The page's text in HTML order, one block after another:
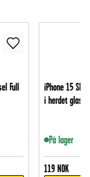
Full
iPhone 15
i herdet glass
På lager
119 NOK